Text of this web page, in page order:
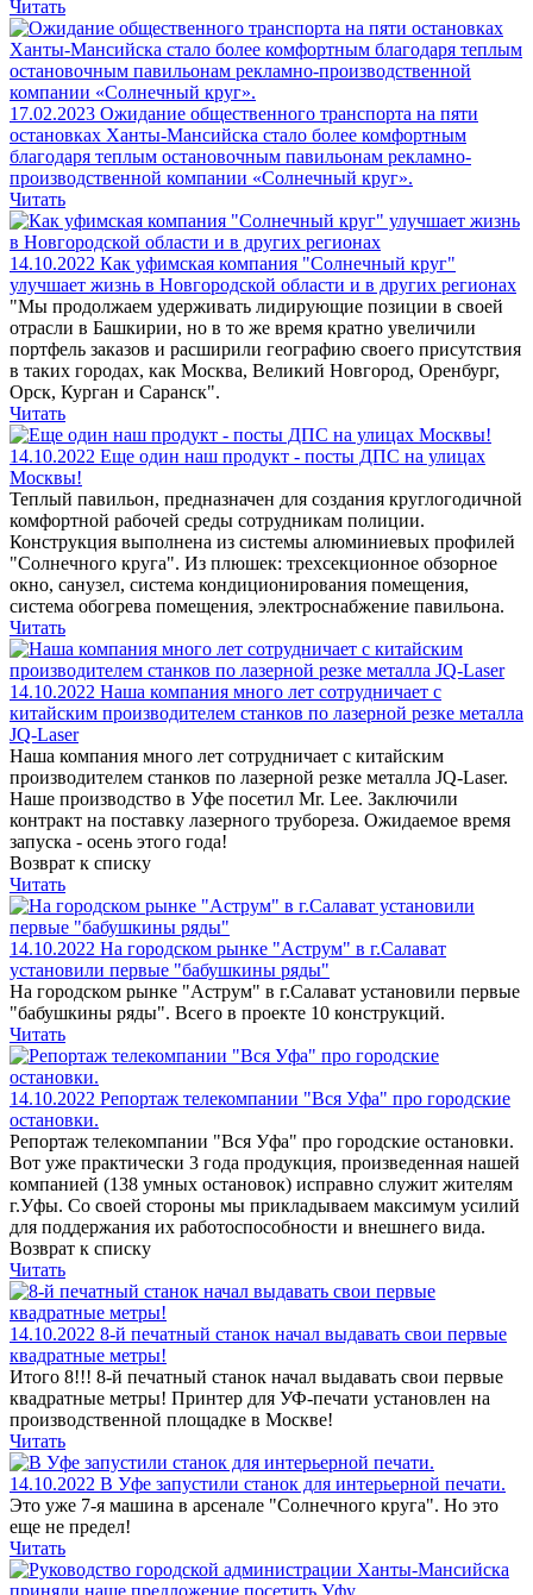
Читать
17.02.2023 Ожидание общественного транспорта на пяти
остановках Ханты-Мансийска стало более комфортным
благодаря теплым остановочным павильонам рекламно-
производственной компании «Солнечный круг».
Читать
14.10.2022 Как уфимская компания "Солнечный круг"
улучшает жизнь в Новгородской области и в других регионах
"Мы продолжаем удерживать лидирующие позиции в своей
отрасли в Башкирии, но в то же время кратно увеличили
портфель заказов и расширили географию своего присутствия
в таких городах, как Москва, Великий Новгород, Оренбург,
Орск, Курган и Саранск".
Читать
14.10.2022 Еще один наш продукт - посты ДПС на улицах
Москвы!
Теплый павильон, предназначен для создания круглогодичной
комфортной рабочей среды сотрудникам полиции.
Конструкция выполнена из системы алюминиевых профилей
"Солнечного круга". Из плюшек: трехсекционное обзорное
окно, санузел, система кондиционирования помещения,
система обогрева помещения, электроснабжение павильона.
Читать
14.10.2022 Наша компания много лет сотрудничает с
китайским производителем станков по лазерной резке металла
JQ-Laser
Наша компания много лет сотрудничает с китайским
производителем станков по лазерной резке металла JQ-Laser.
Наше производство в Уфе посетил Mr. Lee. Заключили
контракт на поставку лазерного трубореза. Ожидаемое время
запуска - осень этого года!
Возврат к списку
Читать
14.10.2022 На городском рынке "Аструм" в г.Салават
установили первые "бабушкины ряды"
На городском рынке "Аструм" в г.Салават установили первые
"бабушкины ряды". Всего в проекте 10 конструкций.
Читать
14.10.2022 Репортаж телекомпании "Вся Уфа" про городские
остановки.
Репортаж телекомпании "Вся Уфа" про городские остановки.
Вот уже практически 3 года продукция, произведенная нашей
компанией (138 умных остановок) исправно служит жителям
г.Уфы. Со своей стороны мы прикладываем максимум усилий
для поддержания их работоспособности и внешнего вида.
Возврат к списку
Читать
14.10.2022 8-й печатный станок начал выдавать свои первые
квадратные метры!
Итого 8!!! 8-й печатный станок начал выдавать свои первые
квадратные метры! Принтер для УФ-печати установлен на
производственной площадке в Москве!
Читать
14.10.2022 В Уфе запустили станок для интерьерной печати.
Это уже 7-я машина в арсенале "Солнечного круга". Но это
еще не предел!
Читать